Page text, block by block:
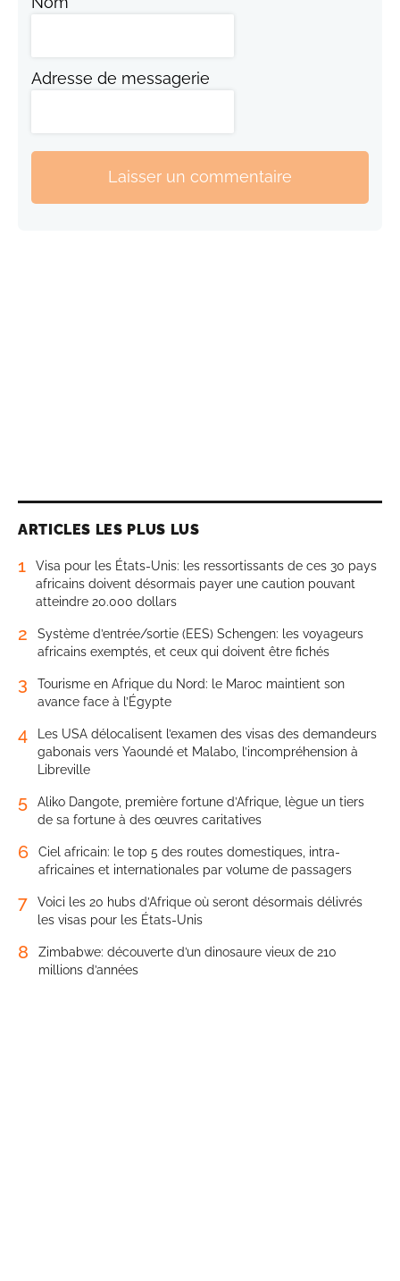
Adresse de messagerie
Laisser un commentaire
ARTICLES LES PLUS LUS
1
Visa pour les États-Unis: les ressortissants de ces 30 pays
africains doivent désormais payer une caution pouvant
atteindre 20.000 dollars
2
Système d’entrée/sortie (EES) Schengen: les voyageurs
africains exemptés, et ceux qui doivent être fichés
3
Tourisme en Afrique du Nord: le Maroc maintient son
avance face à l’Égypte
4
Les USA délocalisent l’examen des visas des demandeurs
gabonais vers Yaoundé et Malabo, l’incompréhension à
Libreville
5
Aliko Dangote, première fortune d’Afrique, lègue un tiers
de sa fortune à des œuvres caritatives
6
Ciel africain: le top 5 des routes domestiques, intra-
africaines et internationales par volume de passagers
7
Voici les 20 hubs d’Afrique où seront désormais délivrés
les visas pour les États-Unis
8
Zimbabwe: découverte d’un dinosaure vieux de 210
millions d’années